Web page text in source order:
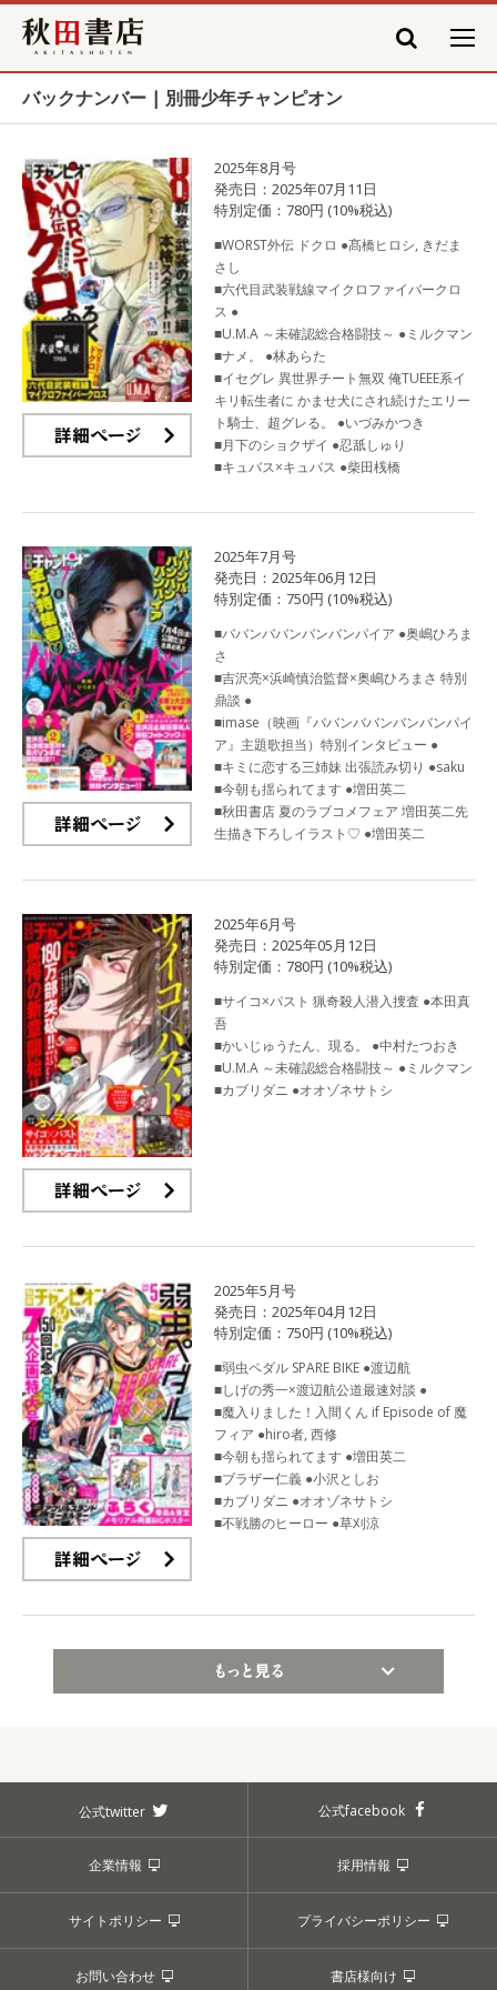
秋田書店
バックナンバー | 別冊少年チャンピオン
2025年8月号
発売日：2025年07月11日
特別定価：780円 (10%税込)
■WORST外伝 ドクロ ●髙橋ヒロシ, きだま
さし
■六代目武装戦線マイクロファイバークロ
ス ●
■U.M.A ～未確認総合格闘技～ ●ミルクマン
■ナメ。 ●林あらた
■イセグレ 異世界チート無双 俺TUEEE系イ
キリ転生者に かませ犬にされ続けたエリー
ト騎士、超グレる。 ●いづみかつき
■月下のショクザイ ●忍舐しゅり
■キュバス×キュバス ●柴田桟橋
2025年7月号
発売日：2025年06月12日
特別定価：750円 (10%税込)
■ババンババンバンバンパイア ●奥嶋ひろま
さ
■吉沢亮×浜崎慎治監督×奥嶋ひろまさ 特別
鼎談 ●
■imase（映画『ババンババンバンバンパイ
ア』主題歌担当）特別インタビュー ●
■キミに恋する三姉妹 出張読み切り ●saku
■今朝も揺られてます ●増田英二
■秋田書店 夏のラブコメフェア 増田英二先
生描き下ろしイラスト♡ ●増田英二
2025年6月号
発売日：2025年05月12日
特別定価：780円 (10%税込)
■サイコ×パスト 猟奇殺人潜入捜査 ●本田真
吾
■かいじゅうたん、現る。 ●中村たつおき
■U.M.A ～未確認総合格闘技～ ●ミルクマン
■カブリダニ ●オオゾネサトシ
2025年5月号
発売日：2025年04月12日
特別定価：750円 (10%税込)
■弱虫ペダル SPARE BIKE ●渡辺航
■しげの秀一×渡辺航公道最速対談 ●
■魔入りました！入間くん if Episode of 魔
フィア ●hiro者, 西修
■今朝も揺られてます ●増田英二
■ブラザー仁義 ●小沢としお
■カブリダニ ●オオゾネサトシ
■不戦勝のヒーロー ●草刈涼
公式twitter 公式facebook
企業情報 採用情報
サイトポリシー プライバシーポリシー
お問い合わせ 書店様向け